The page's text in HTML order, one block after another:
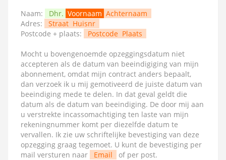
Naam: Dhr. Voornaam Achternaam
Adres:
Straat Huisnr
Postcode + plaats:
Postcode Plaats
Mocht u bovengenoemde opzeggingsdatum niet
accepteren als de datum van beeindigiging van mijn
abonnement, omdat mijn contract anders bepaalt,
dan verzoek ik u mij gemotiveerd de juiste datum van
beeindiging mede te delen. In dat geval geldt die
datum als de datum van beeindiging. De door mij aan
u verstrekte incassomachtiging ten laste van mijn
rekeningnummer komt per diezelfde datum te
vervallen. Ik zie uw schriftelijke bevestiging van deze
opzegging graag tegemoet. U kunt de bevestiging per
mail versturen naar
Email of per post.